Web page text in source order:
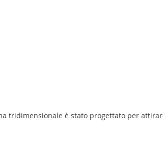
tridimensionale è stato progettato per